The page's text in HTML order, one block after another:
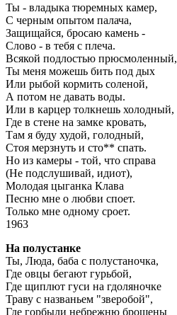
Ты - владыка тюремных камер,
С черным опытом палача,
Защищайся, бросаю камень -
Слово - в тебя с плеча.
Всякой подлостью прюсмоленный,
Ты меня можешь бить под дых
Или рыбой кормить соленой,
А потом не давать воды.
Или в карцер толкнешь холодный,
Где в стене на замке кровать,
Там я буду худой, голодный,
Стоя мерзнуть и сто** спать.
Но из камеры - той, что справа
(Не подслушивай, идиот),
Молодая цыганка Клава
Песню мне о любви споет.
Только мне одному сроет.
1963
На полустанке
Ты, Люда, баба с полустаночка,
Где овцы бегают гурьбой,
Где щиплют гуси на гдоляночке
Траву с названьем "зверобой",
Где горбыли небрежню брошены